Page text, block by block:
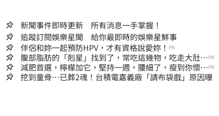
新聞事件即時更新 所有消息一手掌握！
追蹤訂閱娛樂星聞 給你最即時的娛樂星鮮事
伴侶和妳一起預防HPV，才有資格說愛妳！ PR
腹部脂肪的「剋星」找到了，常吃這幾物，吃走大肚
囊，瘦出小蠻腰
PR
減肥首選，檸檬加它，堅持一週，腰細了，瘦到你懷疑
人生
PR
挖到童骨…已葬2魂！台積電嘉義廠「請布袋戲」原因曝